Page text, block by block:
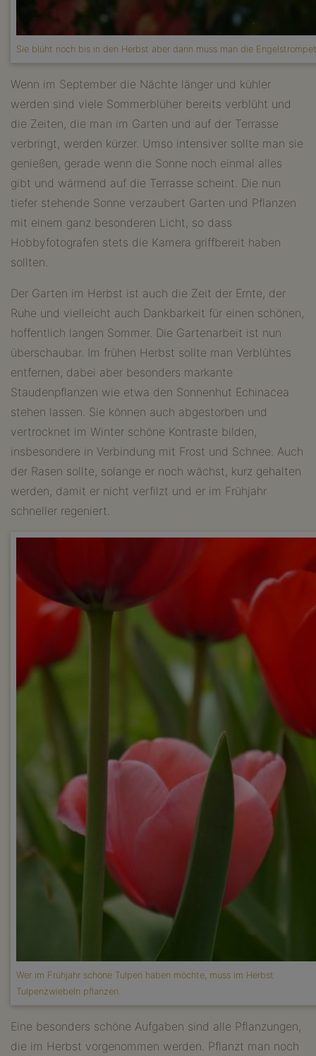
Sie blüht noch bis in den Herbst aber dann muss man die
Wenn im September die Nächte länger und kühler
werden sind viele Sommerblüher bereits verblüht und
die Zeiten, die man im Garten und auf der Terrasse
verbringt, werden kürzer. Umso intensiver sollte man sie
genießen, gerade wenn die Sonne noch einmal alles
gibt und wärmend auf die Terrasse scheint. Die nun
tiefer stehende Sonne verzaubert Garten und Pflanzen
mit einem ganz besonderen Licht, so dass
Hobbyfotografen stets die Kamera griffbereit haben
sollten.
Der Garten im Herbst ist auch die Zeit der Ernte, der
Ruhe und vielleicht auch Dankbarkeit für einen schönen,
hoffentlich langen Sommer. Die Gartenarbeit ist nun
überschaubar. Im frühen Herbst sollte man Verblühtes
entfernen, dabei aber besonders markante
Staudenpflanzen wie etwa den Sonnenhut Echinacea
stehen lassen. Sie können auch abgestorben und
vertrocknet im Winter schöne Kontraste bilden,
insbesondere in Verbindung mit Frost und Schnee. Auch
der Rasen sollte, solange er noch wächst, kurz gehalten
werden, damit er nicht verfilzt und er im Frühjahr
schneller regeniert.
Wer im Frühjahr schöne Tulpen haben möchte, muss im Herbst
Tulpenzwiebeln pflanzen.
Eine besonders schöne Aufgaben sind alle Pflanzungen,
die im Herbst vorgenommen werden. Pflanzt man noch